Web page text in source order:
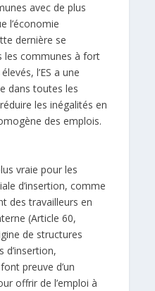
avec de plus
l’économie
dernière se
les communes à fort
l’ES a une
dans toutes les
les inégalités en
des emplois.
vraie pour les
d’insertion, comme
des travailleurs en
(Article 60,
de structures
d’insertion,
preuve d’un
offrir de l’emploi à